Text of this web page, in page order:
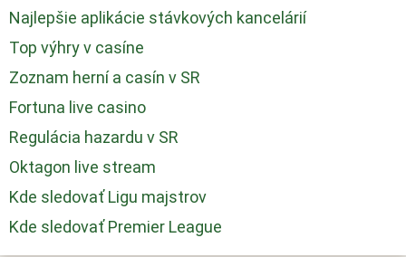
Najlepšie aplikácie stávkových kancelárií
Top výhry v casíne
Zoznam herní a casín v SR
Fortuna live casino
Regulácia hazardu v SR
Oktagon live stream
Kde sledovať Ligu majstrov
Kde sledovať Premier League